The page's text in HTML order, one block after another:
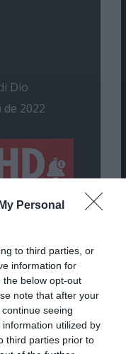
Personal
to third parties, or
information for
the below opt-out
note that after your
seeing
utilized by
third parties prior to
Dio
de 2022